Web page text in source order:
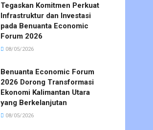
Tegaskan Komitmen Perkuat
Infrastruktur dan Investasi
pada Benuanta Economic
Forum 2026
08/05/2026
Benuanta Economic Forum
2026 Dorong Transformasi
Ekonomi Kalimantan Utara
yang Berkelanjutan
08/05/2026